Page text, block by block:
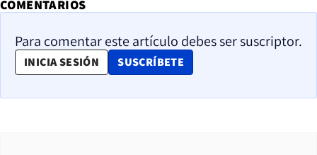
COMENTARIOS
Para comentar este artículo debes ser suscriptor.
INICIA SESIÓN SUSCRÍBETE
OPENS IN NEW WINDOW